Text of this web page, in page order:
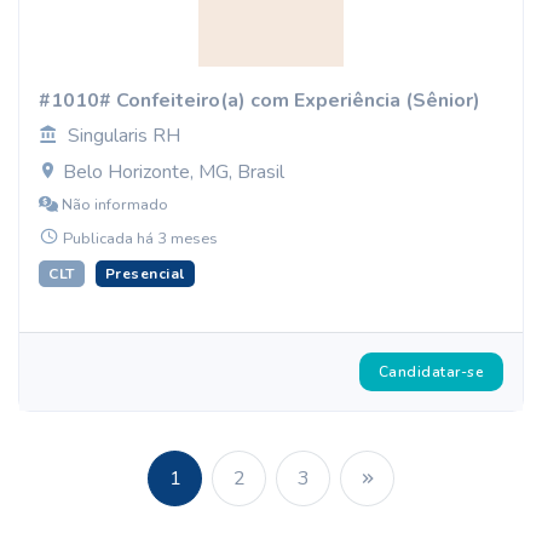
#1010# Confeiteiro(a) com Experiência (Sênior)
Singularis RH
Belo Horizonte, MG, Brasil
Não informado
Publicada há 3 meses
CLT Presencial
Candidatar-se
1 2 3